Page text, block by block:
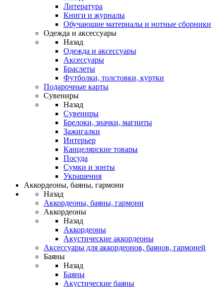
Литература
Книги и журналы
Обучающие материалы и нотные сборники
Одежда и аксессуары
Назад
Одежда и аксессуары
Аксессуары
Браслеты
Футболки, толстовки, куртки
Подарочные карты
Сувениры
Назад
Сувениры
Брелоки, значки, магниты
Зажигалки
Интерьер
Канцелярские товары
Посуда
Сумки и зонты
Украшения
Аккордеоны, баяны, гармони
Назад
Аккордеоны, баяны, гармони
Аккордеоны
Назад
Аккордеоны
Акустические аккордеоны
Аксессуары для аккордеонов, баянов, гармоней
Баяны
Назад
Баяны
Акустические баяны